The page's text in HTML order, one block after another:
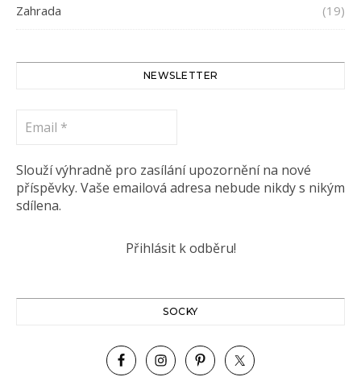
Zahrada (19)
NEWSLETTER
Slouží výhradně pro zasílání upozornění na nové
příspěvky. Vaše emailová adresa nebude nikdy s nikým
sdílena.
SOCKY